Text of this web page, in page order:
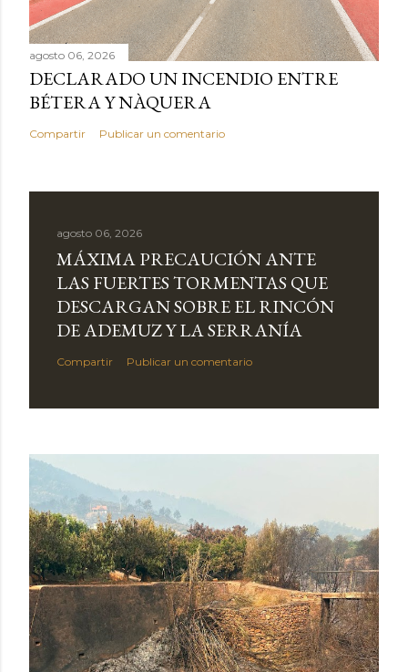
agosto 06, 2026
DECLARADO UN INCENDIO ENTRE
BÉTERA Y NÀQUERA
Compartir Publicar un comentario
agosto 06, 2026
MÁXIMA PRECAUCIÓN ANTE
LAS FUERTES TORMENTAS QUE
DESCARGAN SOBRE EL RINCÓN
DE ADEMUZ Y LA SERRANÍA
Compartir Publicar un comentario